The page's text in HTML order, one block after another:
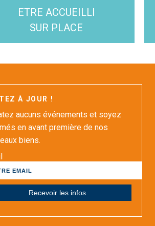
ETRE ACCUEILLI
SUR PLACE
À JOUR !
aucuns événements et soyez
en avant première de nos
biens.